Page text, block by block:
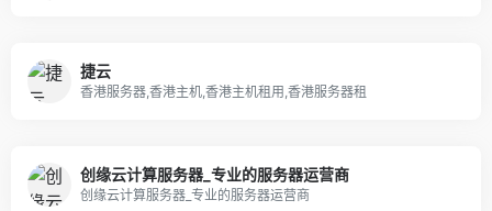
捷云
香港服务器,香港主机,香港主机租用,香港服务器租
创缘云计算服务器_专业的服务器运营商
创缘云计算服务器_专业的服务器运营商